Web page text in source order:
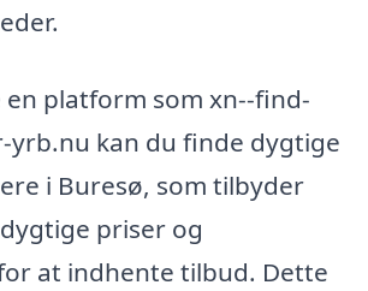
en platform som xn--find-
yrb.nu kan du finde dygtige
i Buresø, som tilbyder
priser og
at indhente tilbud. Dette